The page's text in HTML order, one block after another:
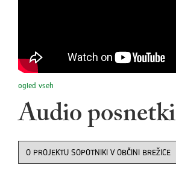
ogled vseh
Audio posnetki